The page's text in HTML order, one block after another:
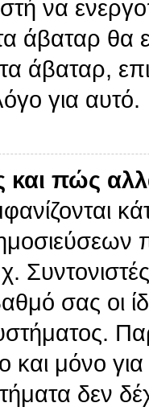
να
άβαταρ θα
άβαταρ,
για αυτό.
και πώς
σας οι
και μόνο
δεν